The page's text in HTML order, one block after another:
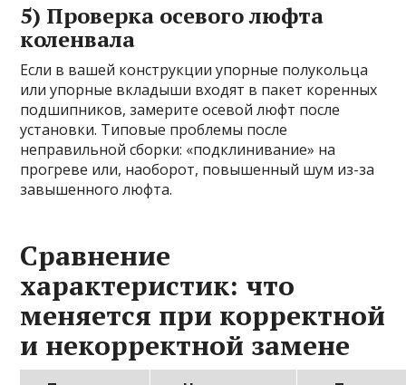
5) Проверка осевого люфта
коленвала
Если в вашей конструкции упорные полукольца
или упорные вкладыши входят в пакет коренных
подшипников, замерите осевой люфт после
установки. Типовые проблемы после
неправильной сборки: «подклинивание» на
прогреве или, наоборот, повышенный шум из-за
завышенного люфта.
Сравнение
характеристик: что
меняется при корректной
и некорректной замене